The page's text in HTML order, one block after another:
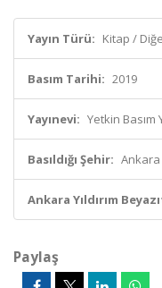
Yayın Türü: Kitap /
Basım Tarihi: 2019
Yayınevi: Yetkin Basım
Basıldığı Şehir: Ankara
Ankara Yıldırım
Paylaş